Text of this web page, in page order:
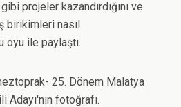
projeler kazandırdığını ve
birikimleri nasıl
oyu ile paylaştı.